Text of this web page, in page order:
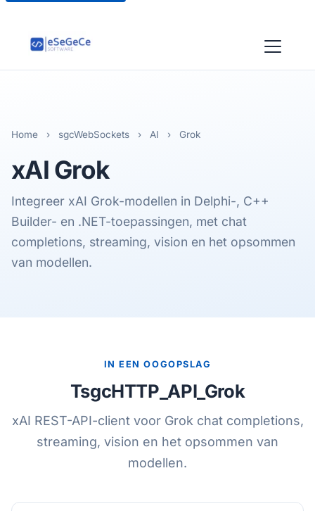
Home › sgcWebSockets › AI › Grok
xAI Grok
Integreer xAI Grok-modellen in Delphi-, C++
Builder- en .NET-toepassingen, met chat
completions, streaming, vision en het opsommen
van modellen.
IN EEN OOGOPSLAG
TsgcHTTP_API_Grok
xAI REST-API-client voor Grok chat completions,
streaming, vision en het opsommen van
modellen.